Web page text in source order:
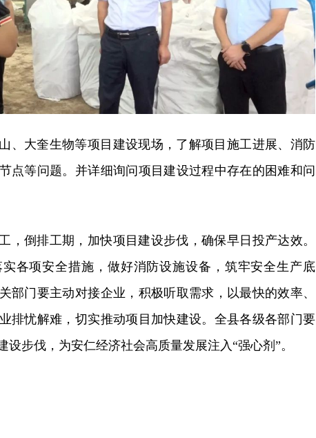
、大奎生物等项目建设现场，了解项目施工进展、消防
点等问题。并详细询问项目建设过程中存在的困难和问
，倒排工期，加快项目建设步伐，确保早日投产达效。
各项安全措施，做好消防设施设备，筑牢安全生产底
部门要主动对接企业，积极听取需求，以最快的效率、
排忧解难，切实推动项目加快建设。全县各级各部门要
步伐，为安仁经济社会高质量发展注入“强心剂”。